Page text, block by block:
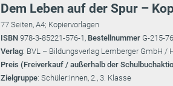
Dem Leben auf der Spur –
77 Seiten, A4; Kopiervorlagen
ISBN 978-3-85221-576-1, Bestellnummer G-215-
Verlag: BVL – Bildungsverlag Lemberger GmbH /
Preis (Freiverkauf / außerhalb der
Zielgruppe: Schüler:innen, 2., 3. Klasse